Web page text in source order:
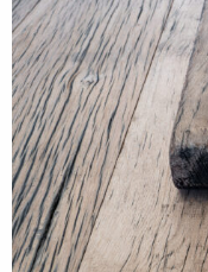
wagonplanken
hardhout.
binnen 2